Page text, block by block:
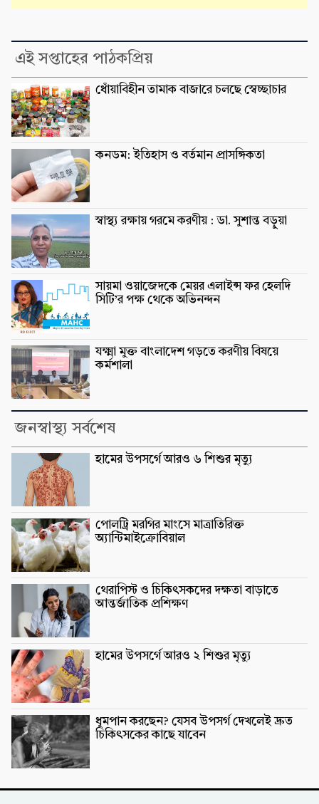
এই সপ্তাহের পাঠকপ্রিয়
ধোঁয়াবিহীন তামাক বাজারে চলছে স্বেচ্ছাচার
কনডম: ইতিহাস ও বর্তমান প্রাসঙ্গিকতা
স্বাস্থ্য রক্ষায় গরমে করণীয় : ডা. সুশান্ত বড়ুুয়া
সায়মা ওয়াজেদকে মেয়র এলাইন্স ফর হেলদি
সিটি’র পক্ষ থেকে অভিনন্দন
যক্ষ্মা মুক্ত বাংলাদেশ গড়তে করণীয় বিষয়ে
কর্মশালা
জনস্বাস্থ্য সর্বশেষ
হামের উপসর্গে আরও ৬ শিশুর মৃত্যু
পোলট্রি মরগির মাংসে মাত্রাতিরিক্ত
অ্যান্টিমাইক্রোবিয়াল
থেরাপিস্ট ও চিকিৎসকদের দক্ষতা বাড়াতে
আন্তর্জাতিক প্রশিক্ষণ
হামের উপসর্গে আরও ২ শিশুর মৃত্যু
ধূমপান করছেন? যেসব উপসর্গ দেখলেই দ্রুত
চিকিৎসকের কাছে যাবেন